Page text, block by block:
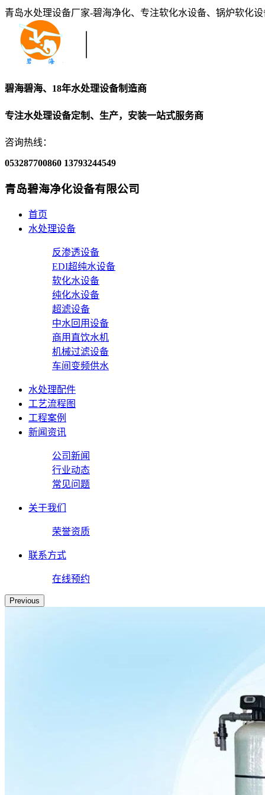
青岛水处理设备厂家-碧海净化、专注软化水设备、锅炉软化
碧海碧海、18年水处理设备制造商
专注水处理设备定制、生产，安装一站式服务商
咨询热线：
053287700860 13793244549
青岛碧海净化设备有限公司
首页
水处理设备
反渗透设备
EDI超纯水设备
软化水设备
纯化水设备
超滤设备
中水回用设备
商用直饮水机
机械过滤设备
车间变频供水
水处理配件
工艺流程图
工程案例
新闻资讯
公司新闻
行业动态
常见问题
关于我们
荣誉资质
联系方式
在线预约
Previous